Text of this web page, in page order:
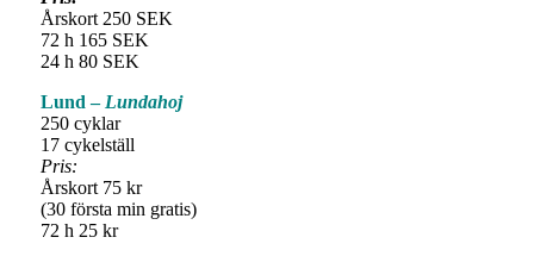
Årskort 250 SEK
72 h 165 SEK
24 h 80 SEK
Lund – Lundahoj
250 cyklar
17 cykelställ
Pris:
Årskort 75 kr
(30 första min gratis)
72 h 25 kr